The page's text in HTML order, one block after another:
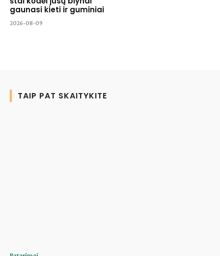
gaunasi kieti ir guminiai
2026-08-09
TAIP PAT SKAITYKITE